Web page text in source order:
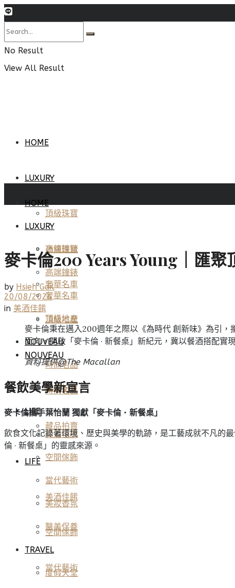
No Result
View All Result
HOME
LUXURY
頂級珠寶
高端鐘錶
奢華名車
頂級地產
NOUVEAU
時尚名品
藏品拍賣
LIFE
美酒佳餚
空間傢飾
當代藝術
HOME
LUXURY
頂級珠寶
高端鐘錶
奢華名車
頂級地產
NOUVEAU
時尚名品
藏品拍賣
LIFE
美酒佳餚
空間傢飾
當代藝術
美妝香氛
醫美保養
TRAVEL
度假天堂
麥卡倫200 Years Young｜匯
by Hsieh Gail
20/08/2024
in 美酒佳餚
麥卡倫秉在邁入200週年之際以《為時代 創新味》為引
面向，開啟「麥卡倫 · 新餐桌」新紀元，冀以餐酒搭配實
資料提供@The Macallan
餐飲美學新宣言
麥卡倫攜手葉怡蘭 獨獻「麥卡倫 ‧ 新餐桌」
飲食文化記錄著環境、歷史與美學的軌跡，是工藝成就不凡的
倫 · 新餐桌」的靈感來源。